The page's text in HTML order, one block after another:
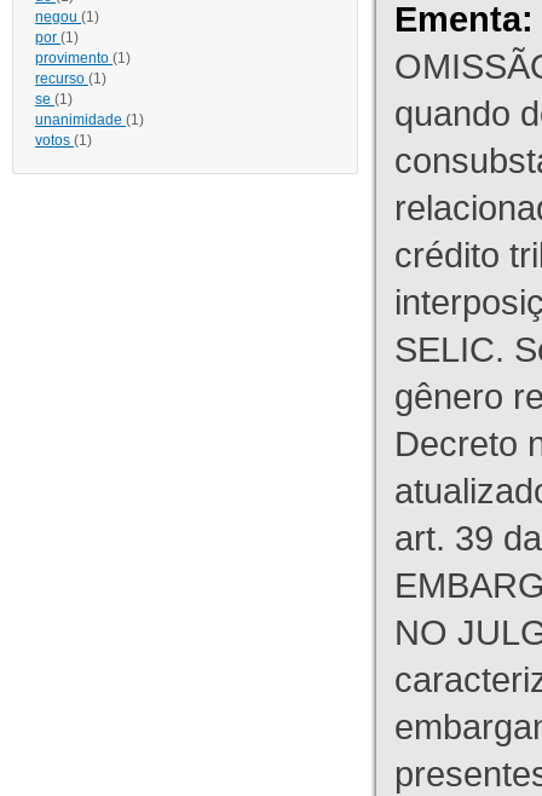
negou (1)
por (1)
provimento (1)
recurso (1)
se (1)
unanimidade (1)
votos (1)
Ementa:
quando
crédito
SELIC.
gênero
Decreto
art. 39
NO